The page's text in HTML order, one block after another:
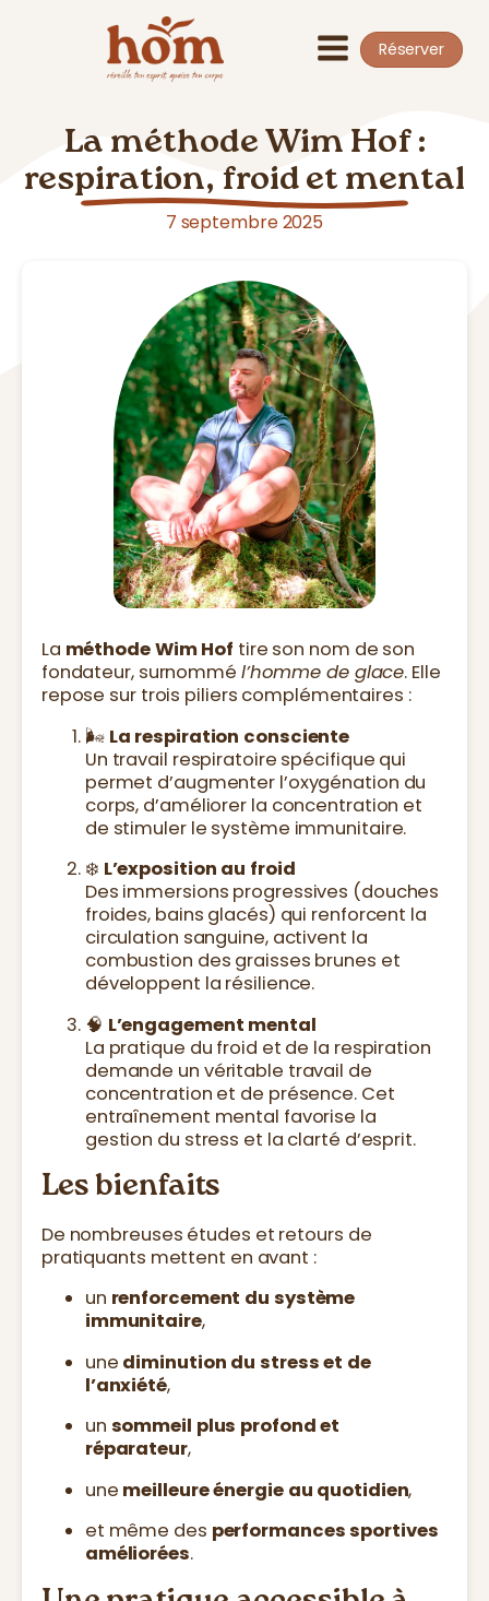
Réserver
La méthode Wim Hof :
respiration, froid et mental
7 septembre 2025
La méthode Wim Hof tire son nom de son
fondateur, surnommé l’homme de glace. Elle
repose sur trois piliers complémentaires :
🌬️ La respiration consciente
Un travail respiratoire spécifique qui
permet d’augmenter l’oxygénation du
corps, d’améliorer la concentration et
de stimuler le système immunitaire.
❄️ L’exposition au froid
Des immersions progressives (douches
froides, bains glacés) qui renforcent la
circulation sanguine, activent la
combustion des graisses brunes et
développent la résilience.
🧠 L’engagement mental
La pratique du froid et de la respiration
demande un véritable travail de
concentration et de présence. Cet
entraînement mental favorise la
gestion du stress et la clarté d’esprit.
Les bienfaits
De nombreuses études et retours de
pratiquants mettent en avant :
un renforcement du système
immunitaire,
une diminution du stress et de
l’anxiété,
un sommeil plus profond et
réparateur,
une meilleure énergie au quotidien,
et même des performances sportives
améliorées.